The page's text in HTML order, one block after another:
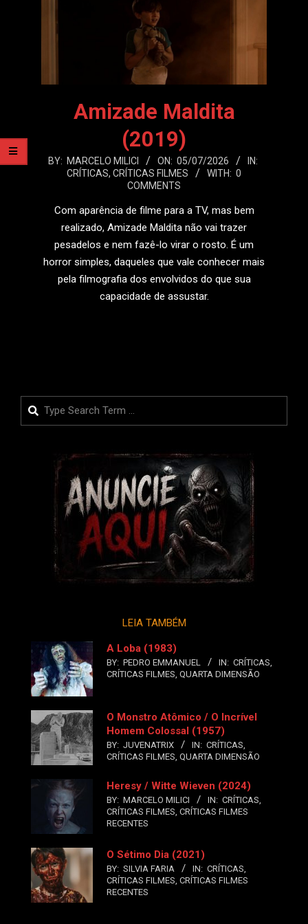
Amizade Maldita
(2019)
2026-
BY: MARCELO MILICI ON: 05/07/2026
IN:
CRÍTICAS, CRÍTICAS FILMES WITH: 0
COMMENTS
Com aparência de filme para a TV, mas bem
realizado, Amizade Maldita não vai trazer
pesadelos e nem fazê-lo virar o rosto. É um
horror simples, daqueles que vale conhecer mais
pela filmografia dos envolvidos do que sua
capacidade de assustar.
Search
LEIA TAMBÉM
A Loba (1983)
BY: PEDRO EMMANUEL IN: CRÍTICAS,
CRÍTICAS FILMES, QUARTA DIMENSÃO
O Monstro Atômico / O Incrível
Homem Colossal (1957)
BY: JUVENATRIX IN: CRÍTICAS,
CRÍTICAS FILMES, QUARTA DIMENSÃO
Heresy / Witte Wieven (2024)
BY: MARCELO MILICI IN: CRÍTICAS,
CRÍTICAS FILMES, CRÍTICAS FILMES
RECENTES
O Sétimo Dia (2021)
BY: SILVIA FARIA IN: CRÍTICAS,
CRÍTICAS FILMES, CRÍTICAS FILMES
RECENTES